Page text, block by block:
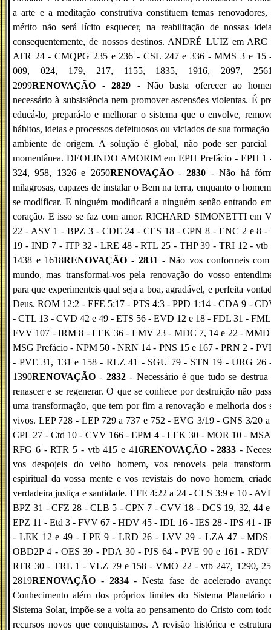
a arte e a meditação construtiva constituem temas renovadores,
mérito não será lícito esquecer, na reabilitação de nossas
consequentemente, de nossos destinos. ANDRÉ LUIZ em
ATR 24 - CMQPG 235 e 236 - CSL 247 e 336 - MMS 3 e 15
009, 024, 179, 217, 1155, 1835, 1916, 2097,
2999RENOVAÇÃO - 2829 - Não basta oferecer ao
necessário à subsistência nem promover ascensões violentas. É
educá-lo, prepará-lo e melhorar o sistema que o envolve,
hábitos, ideias e processos defeituosos ou viciados de sua
ambiente de origem. A solução é global, não pode ser parcial
momentânea. DEOLINDO AMORIM em EPH Prefácio - EPH 1
324, 958, 1326 e 2650RENOVAÇÃO-2830 - Não há
milagrosas, capazes de instalar o Bem na terra, enquanto o
se modificar. E ninguém modificará a ninguém senão entrando
coração. E isso se faz com amor. RICHARD SIMONETTI em
22 - ASV 1 - BPZ 3 - CDE 24 - CES 18 - CPN 8 - ENC 2 e 8 -
19 - IND 7 - ITP 32 - LRE 48 - RTL 25 - THP 39 - TRI 12 - vtb
1438 e 1618RENOVAÇÃO - 2831 - Não vos conformeis com
mundo, mas transformai-vos pela renovação do vosso
para que experimenteis qual seja a boa, agradável, e perfeita
Deus. ROM 12:2 - EFE 5:17 - PTS 4:3 - PPD 1:14 - CDA 9 -
- CTL 13 - CVD 42 e 49 - ETS 56 - EVD 12 e 18 - FDL 31 -
FVV 107 - IRM 8 - LEK 36 - LMV 23 - MDC 7, 14 e 22 - MMD
MSG Prefácio - NPM 50 - NRN 14 - PNS 15 e 167 - PRN 2 -
- PVE 31, 131 e 158 - RLZ 41 - SGU 79 - STN 19 - URG 26
1390RENOVAÇÃO - 2832- Necessário é que tudo se destrua
renascer e se regenerar. O que se conhece por destruição não
uma transformação, que tem por fim a renovação e melhoria dos
vivos. LEP 728 - LEP 729 a 737 e 752 - EVG 3/19 - GNS 3/20
CPL 27 - Ctd 10 - CVV 166 - EPM 4 - LEK 30 - MOR 10 -
RFG 6 - RTR 5 - vtb 415 e 416RENOVAÇÃO-2833 -
vos despojeis do velho homem, vos renoveis pela
espiritual da vossa mente e vos revistais do novo homem,
verdadeira justiça e santidade. EFE 4:22 a 24 - CLS 3:9 e 10 -
BPZ 31 - CFZ 28 - CLB 5 - CPN 7 - CVV 18 - DCS 19, 32, 44
EPZ 11 - Etd 3 - FVV 67 - HDV 45 - IDL 16 - IES 28 - IPS 41 -
- LEK 12 e 49 - LPE 9 - LRD 26 - LVV 29 - LZA 47 - MDS
OBD2P 4 - OES 39 - PDA 30 - PJS 64 - PVE 90 e 161 - RDV
RTR 30 - TRL 1 - VLZ 79 e 158 - VMO 22 - vtb 247, 1290,
2819RENOVAÇÃO - 2834- Nesta fase de acelerado
Conhecimento além dos próprios limites do Sistema Planetário
Sistema Solar, impõe-se a volta ao pensamento do Cristo com
recursos novos que conquistamos. A revisão histórica e